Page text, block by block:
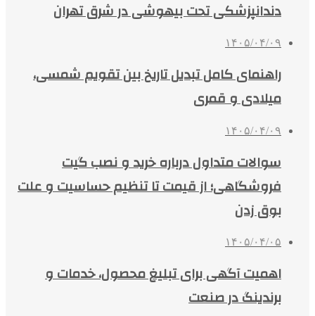
دندانپزشکی تحت بیهوشی در شرق تهران
۱۴۰۵/۰۴/۰۹
راهنمای کامل تبدیل تاریخ بین تقویم شمسی،
میلادی و قمری
۱۴۰۵/۰۴/۰۹
سوالات متداول درباره خرید و نصب گیت
فروشگاهی؛ از قیمت تا تنظیم حساسیت و علت
بوق زدن
۱۴۰۵/۰۴/۰۵
اهمیت آگهی برای تبلیغ محصول، خدمات و
برندینگ در صنعت